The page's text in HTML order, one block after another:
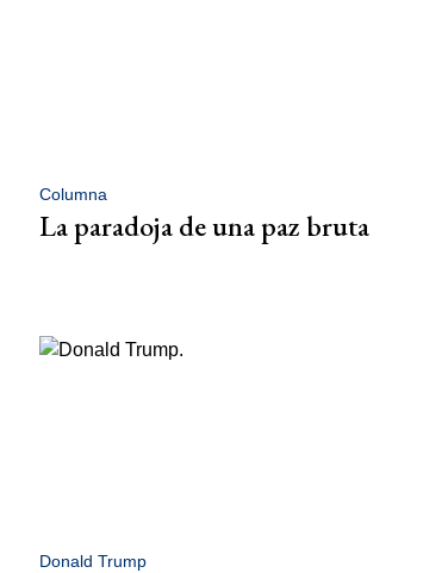
Columna
La paradoja de una paz bruta
Donald Trump